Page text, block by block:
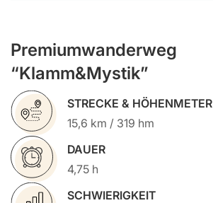
Premiumwanderweg
“Klamm&Mystik”
STRECKE & HÖHENMETER
15,6 km / 319 hm
DAUER
4,75 h
SCHWIERIGKEIT